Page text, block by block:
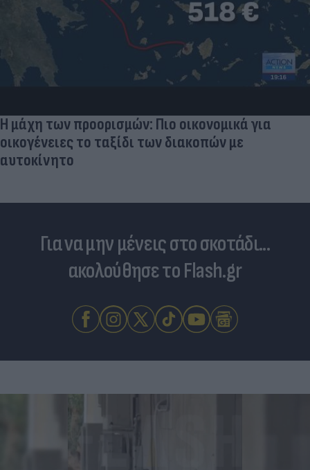
Η μάχη των προορισμών: Πιο οικονομικά για
οικογένειες το ταξίδι των διακοπών με
αυτοκίνητο
Για να μην μένεις στο σκοτάδι...
ακολούθησε το Flash.gr